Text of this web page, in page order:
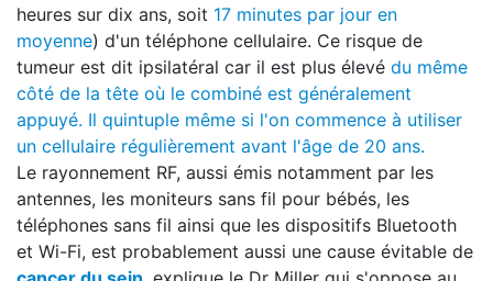
heures sur dix ans, soit 17 minutes par jour en
moyenne) d'un téléphone cellulaire. Ce risque de
tumeur est dit ipsilatéral car il est plus élevé du même
côté de la tête où le combiné est généralement
appuyé. Il quintuple même si l'on commence à utiliser
un cellulaire régulièrement avant l'âge de 20 ans.
Le rayonnement RF, aussi émis notamment par les
antennes, les moniteurs sans fil pour bébés, les
téléphones sans fil ainsi que les dispositifs Bluetooth
et Wi-Fi, est probablement aussi une cause évitable de